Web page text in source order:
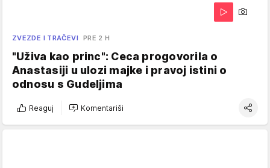
ZVEZDE I TRAČEVI PRE 2 H
"Uživa kao princ": Ceca progovorila o
Anastasiji u ulozi majke i pravoj istini o
odnosu s Gudeljima
Reaguj Komentariši